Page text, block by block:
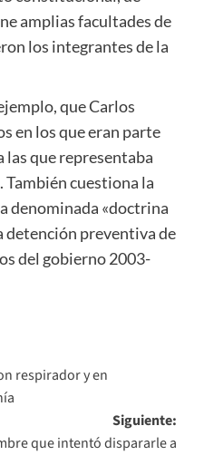
amplias facultades de
los integrantes de la
que Carlos
en los que eran parte
las que representaba
También cuestiona la
denominada «doctrina
detención preventiva de
del gobierno 2003-
respirador y en
Siguiente:
que intentó dispararle a